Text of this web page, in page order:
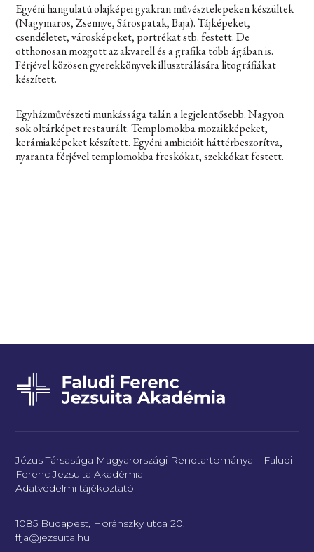
Egyéni hangulatú olajképei gyakran művésztelepeken készültek
(Nagymaros, Zsennye, Sárospatak, Baja). Tájképeket,
csendéletet, városképeket, portrékat stb. festett. De
otthonosan mozgott az akvarell és a grafika több ágában is.
Férjével közösen gyerekkönyvek illusztrálására litográfiákat
készített.
Egyházművészeti munkássága talán a legjelentősebb. Nagyon
sok oltárképet restaurált. Templomokba mozaikképeket,
kerámiaképeket készített. Egyéni ambicióit háttérbeszorítva,
nyaranta férjével templomokba freskókat, szekkókat festett.
Jézus Társasága Magyarországi Rendtartománya – Faludi
Ferenc Jezsuita Akadémia
Adatvédelmi tájékoztató
1085 Budapest, Horánszky utca 20.
ffja@jezsuita.hu